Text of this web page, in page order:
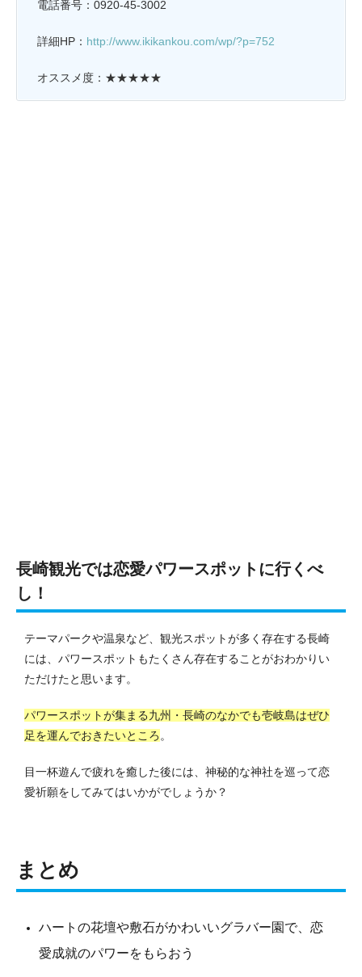
電話番号：0920-45-3002
詳細HP： http://www.ikikankou.com/wp/?p=752
オススメ度：★★★★★
長崎観光では恋愛パワースポットに行くべ
し！
テーマパークや温泉など、観光スポットが多く存在する長崎
には、パワースポットもたくさん存在することがおわかりい
ただけたと思います。
パワースポットが集まる九州・長崎のなかでも壱岐島はぜひ
足を運んでおきたいところ 。
目一杯遊んで疲れを癒した後には、神秘的な神社を巡って恋
愛祈願をしてみてはいかがでしょうか？
まとめ
ハートの花壇や敷石がかわいいグラバー園で、恋
愛成就のパワーをもらおう